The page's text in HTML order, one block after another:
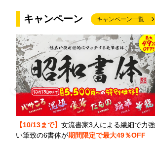
キャンペーン キャンペーン一覧
【10/13まで】 女流書家3人による繊細で力強
い筆致の6書体が期間限定で最大49％OFF